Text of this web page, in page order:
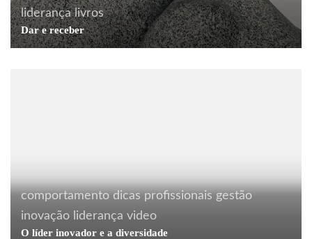
liderança livros
Dar e receber
comportamento dicas profissionais gestão
inovação liderança video
O líder inovador e a diversidade